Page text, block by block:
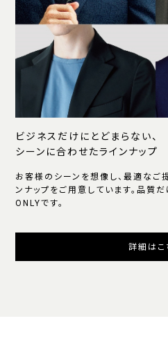
ビジネスだけにとどまらない、
シーンに合わせたラインナップ
お客様のシーンを想像し、最適なご
ンナップをご用意しています。品質
ONLYです。
詳細はこ